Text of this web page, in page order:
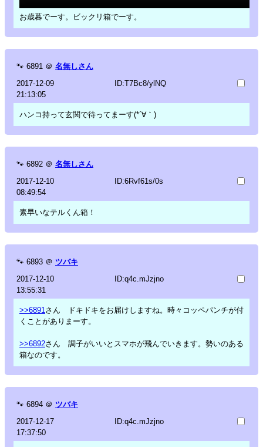
お歳暮でーす。ビックリ箱でーす。
🐾 6891 ＠ 名無しさん
2017-12-09
21:13:05
ID:T7Bc8/ylNQ
ハンコ持って玄関で待ってまーす(*´∀｀)
🐾 6892 ＠ 名無しさん
2017-12-10
08:49:54
ID:6Rvf61s/0s
素早いなテルくん箱！
🐾 6893 ＠ ツバキ
2017-12-10
13:55:31
ID:q4c.mJzjno
>>6891 さん ドキドキをお届けしますね。時々コッペパンチが付
くことがありまーす。
>>6892さん 調子がいいとスマホが飛んでいきます。勢いのある
箱なのです。
🐾 6894 ＠ ツバキ
2017-12-17
17:37:50
ID:q4c.mJzjno